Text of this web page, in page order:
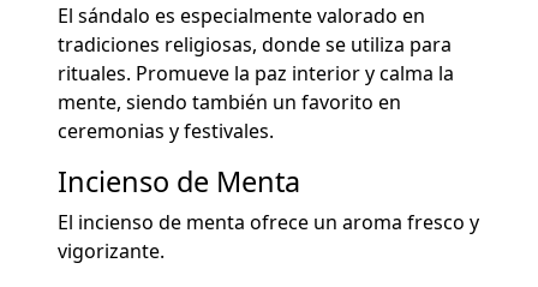
El sándalo es especialmente valorado en
tradiciones religiosas, donde se utiliza para
rituales. Promueve la paz interior y calma la
mente, siendo también un favorito en
ceremonias y festivales.
Incienso de Menta
El incienso de menta ofrece un aroma fresco y
vigorizante.